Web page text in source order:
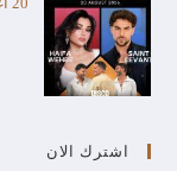
اشترك الان